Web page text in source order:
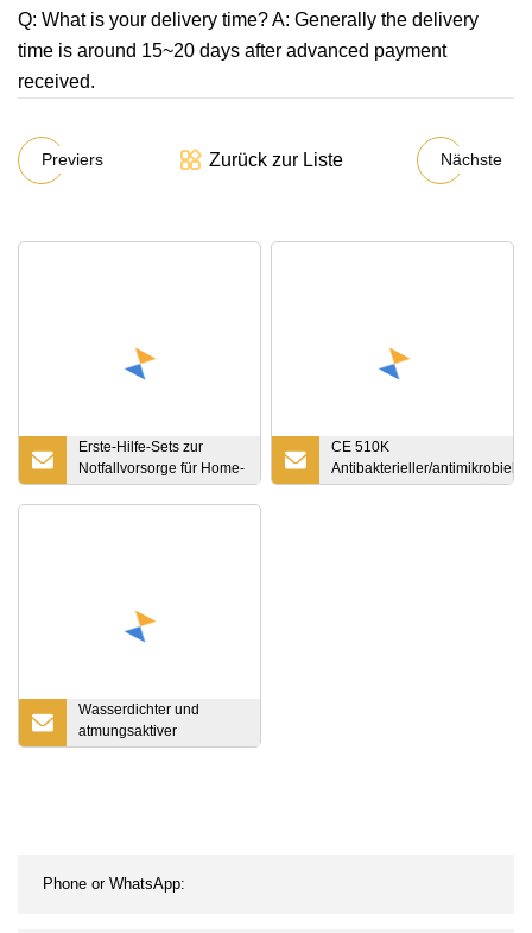
Q: What is your delivery time? A: Generally the delivery
time is around 15~20 days after advanced payment
received.
Previers Zurück zur Liste Nächste
Erste-Hilfe-Sets zur
Notfallvorsorge für Home-
Office-Fahrzeuge,
Camping und Sport
CE 510K
Antibakterieller/antimikrobieller
Silberschaumverband für die
Wasserdichter und
atmungsaktiver
medizinischer